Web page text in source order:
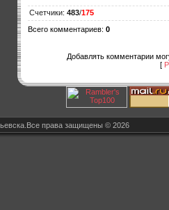
Счетчики: 483/175
Всего комментариев: 0
Добавлять комментарии
[
права защищены © 2026